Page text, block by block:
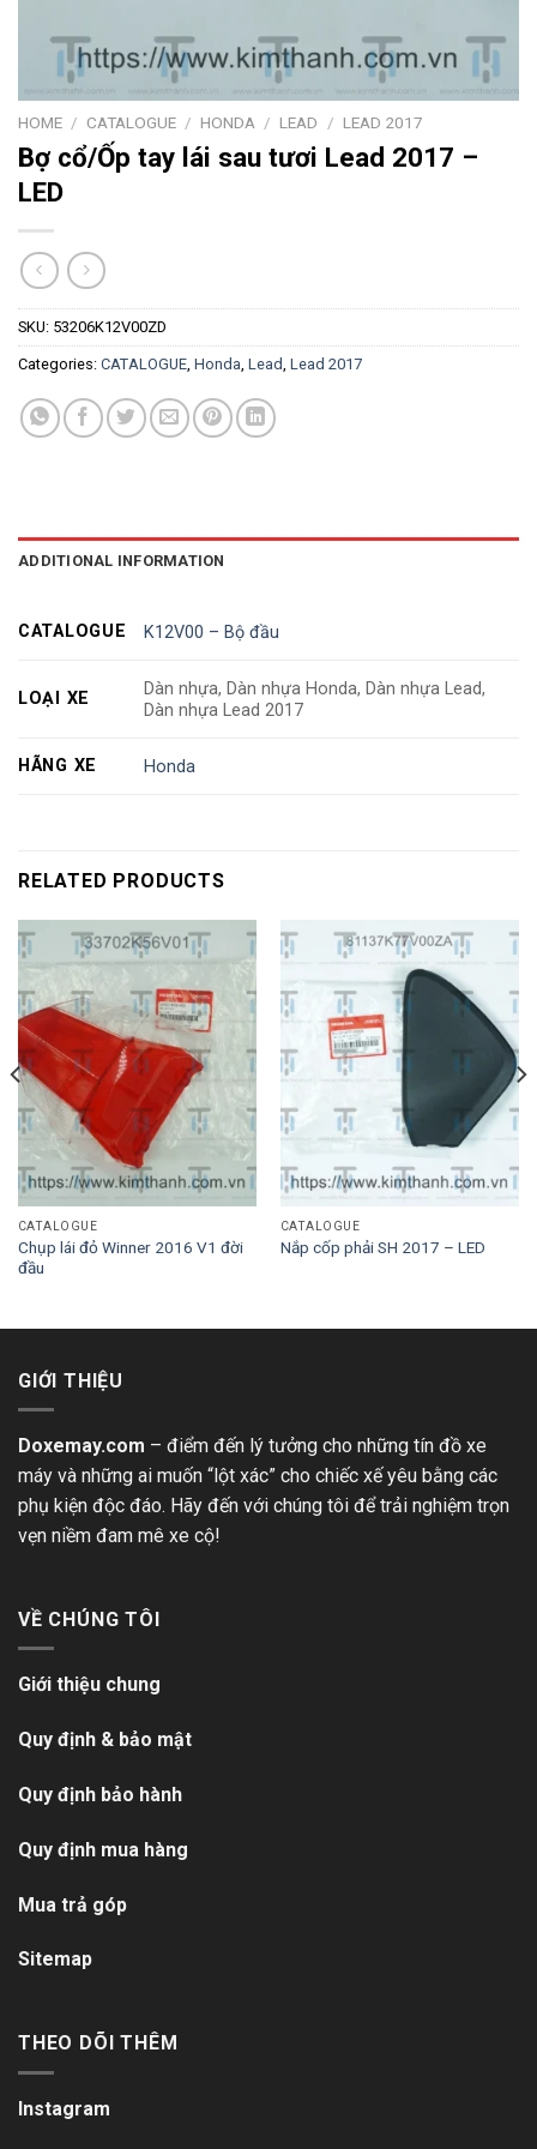
HOME / CATALOGUE / HONDA / LEAD / LEAD 2017
Bợ cổ/Ốp tay lái sau tươi Lead 2017 –
LED
SKU: 53206K12V00ZD
Categories: CATALOGUE, Honda, Lead, Lead 2017
ADDITIONAL INFORMATION
CATALOGUE K12V00 – Bộ đầu
LOẠI XE
Dàn nhựa, Dàn nhựa Honda, Dàn nhựa Lead,
Dàn nhựa Lead 2017
HÃNG XE Honda
RELATED PRODUCTS
CATALOGUE
Chụp lái đỏ Winner 2016 V1 đời
đầu
CATALOGUE
Nắp cốp phải SH 2017 – LED
GIỚI THIỆU
Doxemay.com – điểm đến lý tưởng cho những tín đồ xe
máy và những ai muốn “lột xác” cho chiếc xế yêu bằng các
phụ kiện độc đáo. Hãy đến với chúng tôi để trải nghiệm trọn
vẹn niềm đam mê xe cộ!
VỀ CHÚNG TÔI
Giới thiệu chung
Quy định & bảo mật
Quy định bảo hành
Quy định mua hàng
Mua trả góp
Sitemap
THEO DÕI THÊM
Instagram